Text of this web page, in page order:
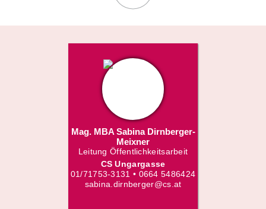
Mag. MBA Sabina Dirnberger-
Meixner
Leitung Öffentlichkeitsarbeit
CS Ungargasse
01/71753-3131 • 0664 5486424
sabina.dirnberger@cs.at